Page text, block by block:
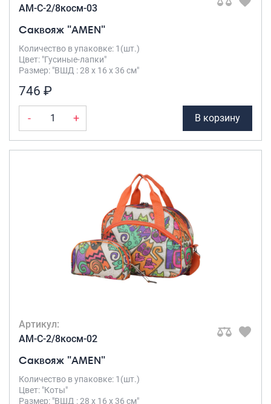
AM-C-2/8косм-03
Саквояж "AMEN"
Количество в упаковке: 1(шт.)
Цвет: "Гусиные-лапки"
Размер: "ВШД : 28 х 16 х 36 см"
746 ₽
- + В корзину
Артикул:
AM-C-2/8косм-02
Саквояж "AMEN"
Количество в упаковке: 1(шт.)
Цвет: "Коты"
Размер: "ВШД : 28 х 16 х 36 см"